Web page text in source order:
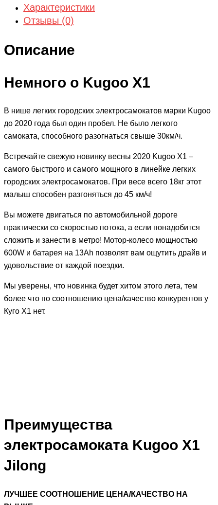
Характеристики
Отзывы (0)
Описание
Немного о Kugoo X1
В нише легких городских электросамокатов марки Kugoo
до 2020 года был один пробел. Не было легкого
самоката, способного разогнаться свыше 30км/ч.
Встречайте свежую новинку весны 2020 Kugoo X1 –
самого быстрого и самого мощного в линейке легких
городских электросамокатов. При весе всего 18кг этот
малыш способен разгоняться до 45 км/ч!
Вы можете двигаться по автомобильной дороге
практически со скоростью потока, а если понадобится
сложить и занести в метро! Мотор-колесо мощностью
600W и батарея на 13Ah позволят вам ощутить драйв и
удовольствие от каждой поездки.
Мы уверены, что новинка будет хитом этого лета, тем
более что по соотношению цена/качество конкурентов у
Куго X1 нет.
Преимущества
электросамоката Kugoo X1
Jilong
ЛУЧШЕЕ СООТНОШЕНИЕ ЦЕНА/КАЧЕСТВО НА